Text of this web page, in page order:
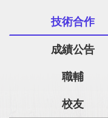
技術合作
成績公告
職輔
校友